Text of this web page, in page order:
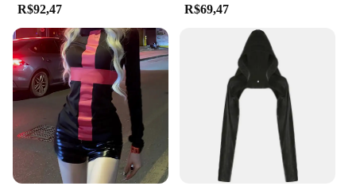
R$92,47 R$69,47